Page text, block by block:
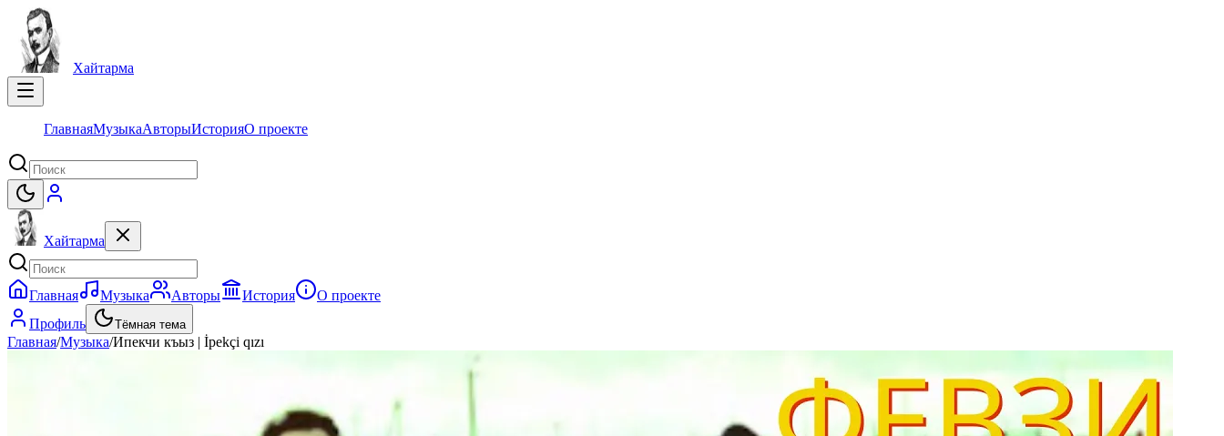
Хайтарма
ГлавнаяМузыкаАвторыИсторияО проекте
Хайтарма
Главная Музыка Авторы История
О проекте
Профиль
Тёмная тема
Главная/Музыка/Ипекчи къыз | İpekçi qızı